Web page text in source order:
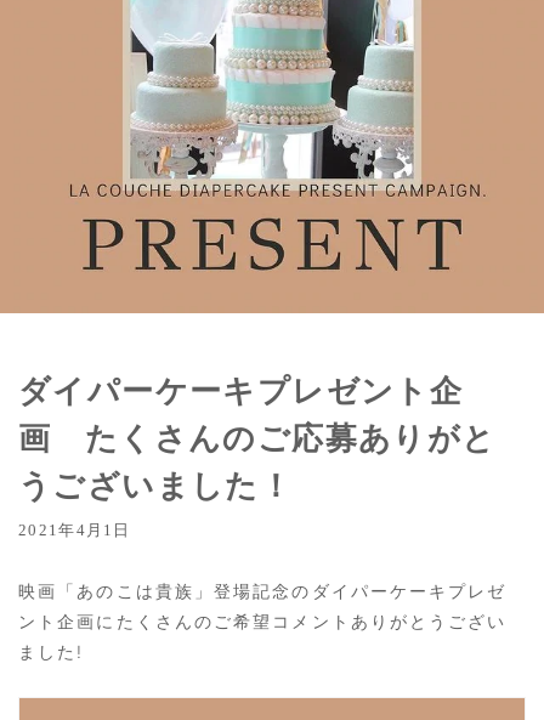
ダイパーケーキプレゼント企
画 たくさんのご応募ありがと
うございました！
2021年4月1日
映画「あのこは貴族」登場記念のダイパーケーキプレゼ
ント企画にたくさんのご希望コメントありがとうござい
ました!